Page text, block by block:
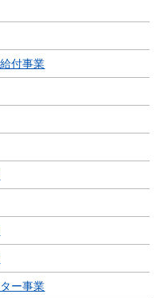
付事業
ー事業